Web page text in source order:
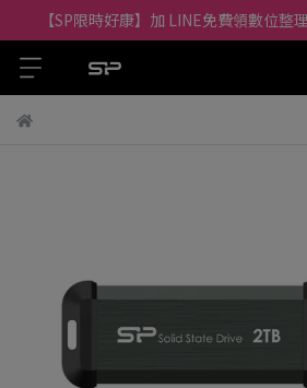
【SP限時好康】加 LINE免費領數位整